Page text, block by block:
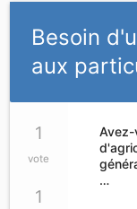
Besoin
aux
1
vote
1
Avez-
…